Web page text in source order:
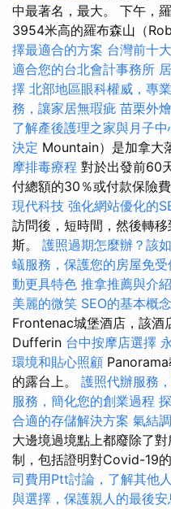
中最著名，最大。 下午，
3954米高的羅布森山（
擇最適合的方案 台灣前十
適合您的台北會計事務所
擇 北部地區眼科權威，專
務，讓家居無瑕疵 苗栗外
了解產後護理之家與月子
決定 Mountain）是加拿大
摩排毒療程 對於出發前60
付總額的30％或付款保險費
現代科技 強化網站優化的
訪問後，短時間，然後轉
斯。 護照過期怎麼辦？該
蟻服務，保護您的房屋免受
動更具特色 推拿推薦與介紹
美麗的微笑 SEO的基本概
Frontenac城堡酒店，該酒
Dufferin 台中按摩店選擇
環境和貼心照顧
的露台上。 護照代辦服務
服務，簡化您的創業過程
合適的存儲解決方案 氣結
大邊境過境點上都廢除了
制，包括證明對Covid-19
司費用Ptt討論，了解其他
與選擇，保護親人的最後安